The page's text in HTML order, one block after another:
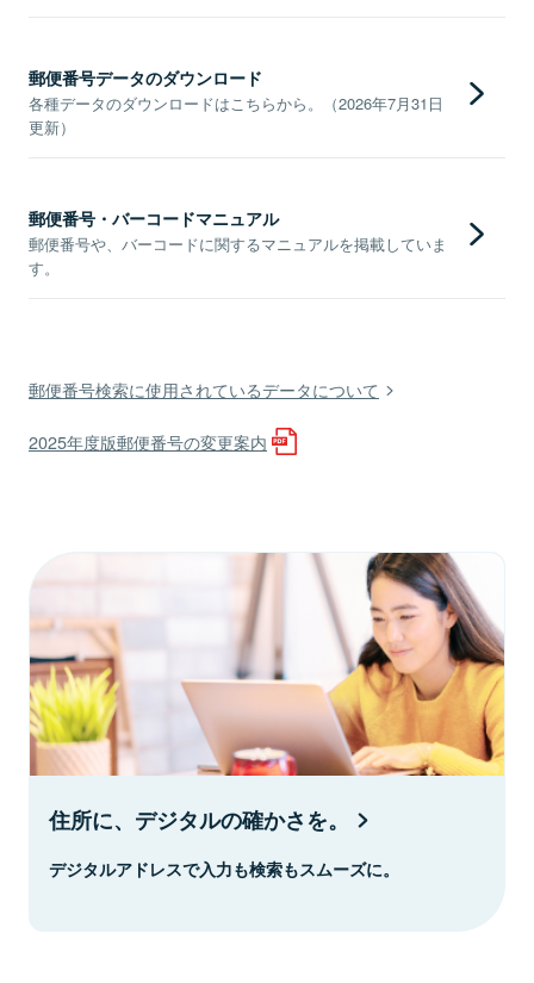
郵便番号データのダウンロード
各種データのダウンロードはこちらから。（2026年7月31日
更新）
郵便番号・バーコードマニュアル
郵便番号や、バーコードに関するマニュアルを掲載していま
す。
郵便番号検索に使用されているデータについて
2025年度版郵便番号の変更案内
住所に、デジタルの確かさを。
デジタルアドレスで入力も検索もスムーズに。